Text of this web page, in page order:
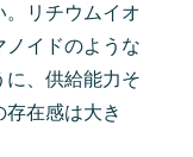
。リチウムイオ
ノイドのような
に、供給能力そ
在感は大き